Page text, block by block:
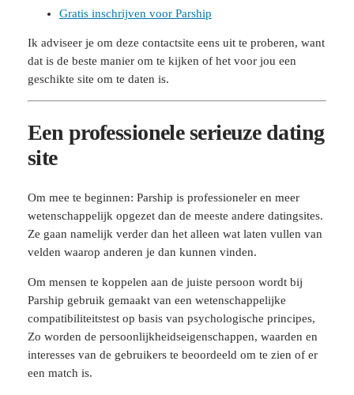
Gratis inschrijven voor Parship
Ik adviseer je om deze contactsite eens uit te proberen, want
dat is de beste manier om te kijken of het voor jou een
geschikte site om te daten is.
Een professionele serieuze dating
site
Om mee te beginnen: Parship is professioneler en meer
wetenschappelijk opgezet dan de meeste andere datingsites.
Ze gaan namelijk verder dan het alleen wat laten vullen van
velden waarop anderen je dan kunnen vinden.
Om mensen te koppelen aan de juiste persoon wordt bij
Parship gebruik gemaakt van een wetenschappelijke
compatibiliteitstest op basis van psychologische principes,
Zo worden de persoonlijkheidseigenschappen, waarden en
interesses van de gebruikers te beoordeeld om te zien of er
een match is.